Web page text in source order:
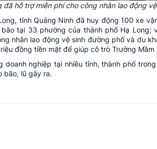
đã hỗ trợ miễn phí cho công nhân lao động
tỉnh Quảng Ninh đã huy động 100 xe
tại 33 phường của thành phố Hạ Long;
nhân lao động vệ sinh đường phố và du
đồng tiền mặt để giúp cô trò Trường
doanh nghiệp tại nhiều tỉnh, thành phố
bão, lũ gây ra.